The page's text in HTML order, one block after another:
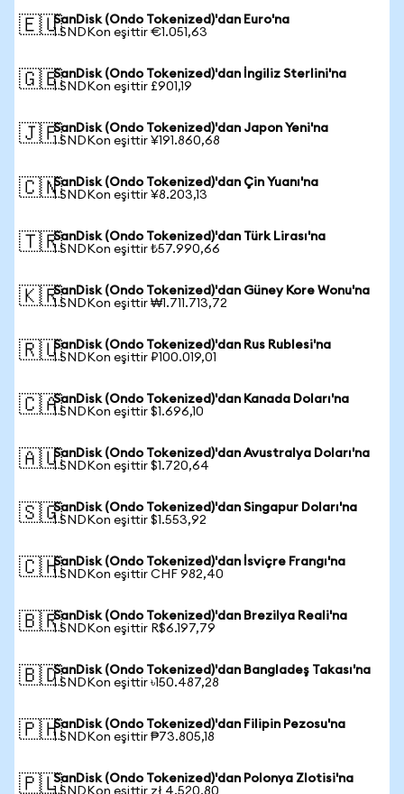
🇪🇺SanDisk (Ondo Tokenized)'dan Euro'na
1 SNDKon eşittir €1.051,63
🇬🇧SanDisk (Ondo Tokenized)'dan İngiliz Sterlini'na
1 SNDKon eşittir £901,19
🇯🇵SanDisk (Ondo Tokenized)'dan Japon Yeni'na
1 SNDKon eşittir ¥191.860,68
🇨🇳SanDisk (Ondo Tokenized)'dan Çin Yuanı'na
1 SNDKon eşittir ¥8.203,13
🇹🇷SanDisk (Ondo Tokenized)'dan Türk Lirası'na
1 SNDKon eşittir ₺57.990,66
🇰🇷SanDisk (Ondo Tokenized)'dan Güney Kore Wonu'na
1 SNDKon eşittir ₩1.711.713,72
🇷🇺SanDisk (Ondo Tokenized)'dan Rus Rublesi'na
1 SNDKon eşittir ₽100.019,01
🇨🇦SanDisk (Ondo Tokenized)'dan Kanada Doları'na
1 SNDKon eşittir $1.696,10
🇦🇺SanDisk (Ondo Tokenized)'dan Avustralya Doları'na
1 SNDKon eşittir $1.720,64
🇸🇬SanDisk (Ondo Tokenized)'dan Singapur Doları'na
1 SNDKon eşittir $1.553,92
🇨🇭SanDisk (Ondo Tokenized)'dan İsviçre Frangı'na
1 SNDKon eşittir CHF 982,40
🇧🇷SanDisk (Ondo Tokenized)'dan Brezilya Reali'na
1 SNDKon eşittir R$6.197,79
🇧🇩SanDisk (Ondo Tokenized)'dan Bangladeş Takası'na
1 SNDKon eşittir ৳150.487,28
🇵🇭SanDisk (Ondo Tokenized)'dan Filipin Pezosu'na
1 SNDKon eşittir ₱73.805,18
🇵🇱SanDisk (Ondo Tokenized)'dan Polonya Zlotisi'na
1 SNDKon eşittir zł 4.520,80